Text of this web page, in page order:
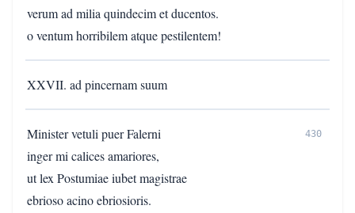
verum ad milia quindecim et ducentos.
o ventum horribilem atque pestilentem!
XXVII. ad pincernam suum
Minister vetuli puer Falerni 430
inger mi calices amariores,
ut lex Postumiae iubet magistrae
ebrioso acino ebriosioris.